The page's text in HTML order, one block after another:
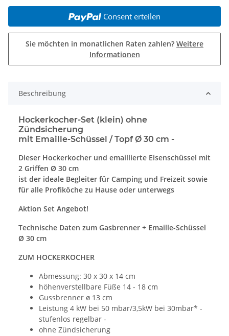
Consent erteilen
Sie möchten in monatlichen Raten zahlen? Weitere
Informationen
Beschreibung
Hockerkocher-Set (klein) ohne
Zündsicherung
mit Emaille-Schüssel / Topf Ø 30 cm -
Dieser Hockerkocher und emaillierte Eisenschüssel mit
2 Griffen Ø 30 cm
ist der ideale Begleiter für Camping und Freizeit sowie
für alle Profiköche zu Hause oder unterwegs
Aktion Set Angebot!
Technische Daten zum Gasbrenner + Emaille-Schüssel
Ø 30 cm
ZUM HOCKERKOCHER
Abmessung: 30 x 30 x 14 cm
höhenverstellbare Füße 14 - 18 cm
Gussbrenner ø 13 cm
Leistung 4 kW bei 50 mbar/3,5kW bei 30mbar* -
stufenlos regelbar -
ohne Zündsicherung